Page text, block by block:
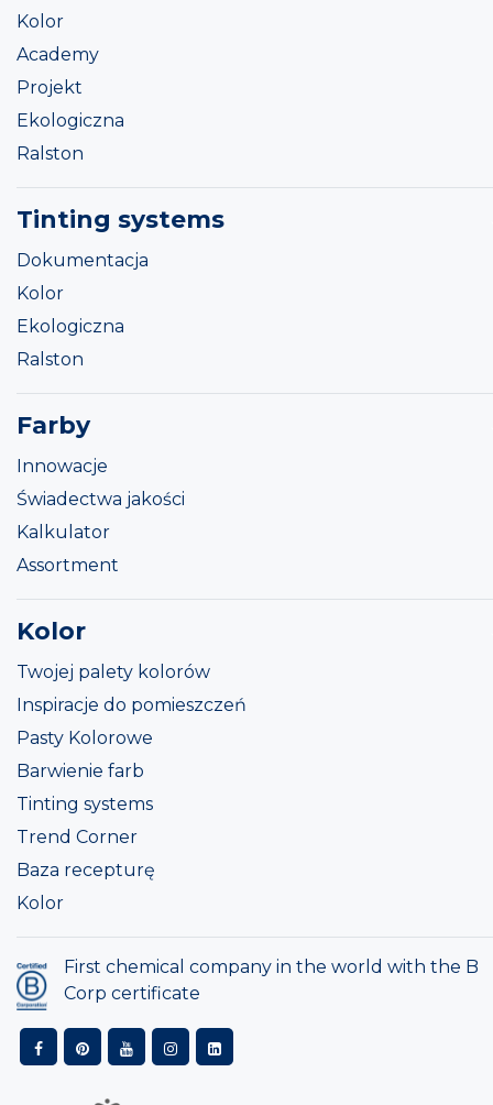
Kolor
Academy
Projekt
Ekologiczna
Ralston
Tinting systems
Dokumentacja
Kolor
Ekologiczna
Ralston
Farby
Innowacje
Świadectwa jakości
Kalkulator
Assortment
Kolor
Twojej palety kolorów
Inspiracje do pomieszczeń
Pasty Kolorowe
Barwienie farb
Tinting systems
Trend Corner
Baza recepturę
Kolor
First chemical company in the world with the B
Corp certificate